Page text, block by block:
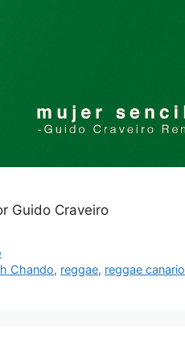
Guido Craveiro
Chando, reggae, reggae canario